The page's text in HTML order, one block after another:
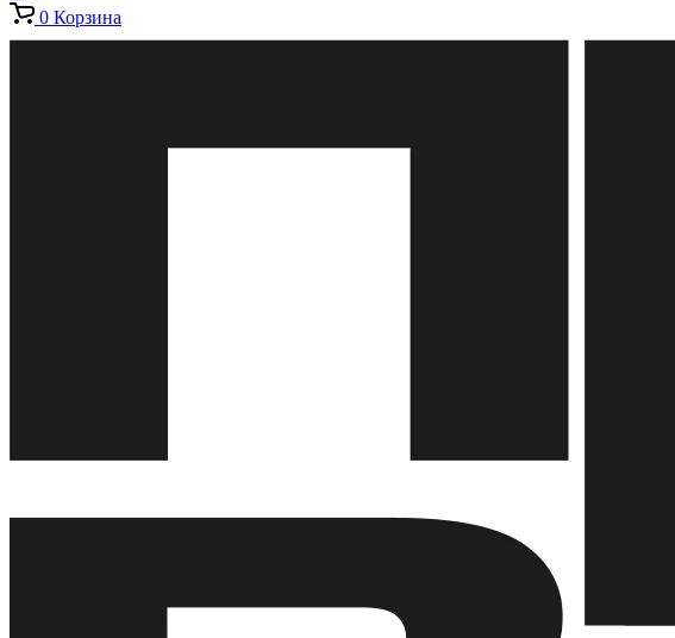
0 Корзина